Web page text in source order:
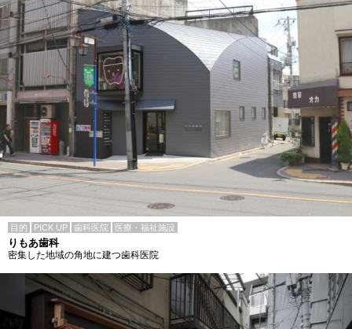
目的 PICK UP 歯科医院 医療・福祉施設
りもあ歯科
密集した地域の角地に建つ歯科医院